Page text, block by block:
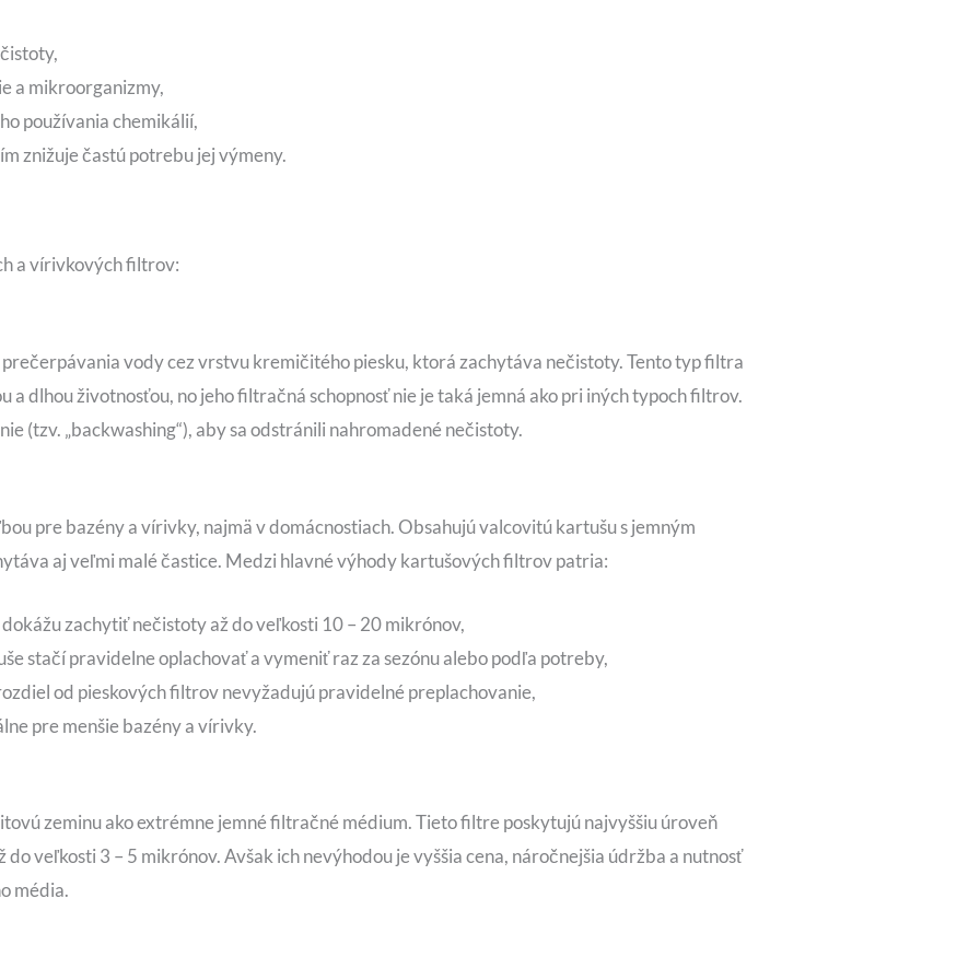
a mikroorganizmy,
používania chemikálií,
znižuje častú potrebu jej výmeny.
a vírivkových filtrov:
vody cez vrstvu kremičitého piesku, ktorá zachytáva nečistoty. Tento typ filtra
a dlhou životnosťou, no jeho filtračná schopnosť nie je taká jemná ako pri iných typoch filtrov.
(tzv. „backwashing“), aby sa odstránili nahromadené nečistoty.
pre bazény a vírivky, najmä v domácnostiach. Obsahujú valcovitú kartušu s jemným
aj veľmi malé častice. Medzi hlavné výhody kartušových filtrov patria:
zachytiť nečistoty až do veľkosti 10 – 20 mikrónov,
stačí pravidelne oplachovať a vymeniť raz za sezónu alebo podľa potreby,
od pieskových filtrov nevyžadujú pravidelné preplachovanie,
pre menšie bazény a vírivky.
zeminu ako extrémne jemné filtračné médium. Tieto filtre poskytujú najvyššiu úroveň
veľkosti 3 – 5 mikrónov. Avšak ich nevýhodou je vyššia cena, náročnejšia údržba a nutnosť
média.